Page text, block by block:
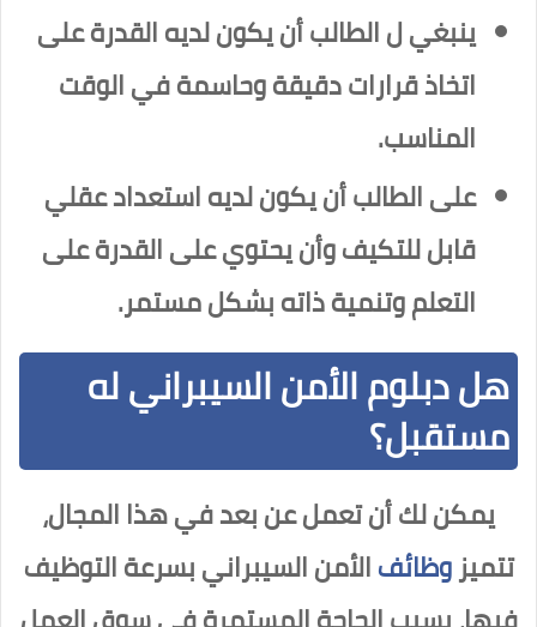
ينبغي ل الطالب أن يكون لديه القدرة على
اتخاذ قرارات دقيقة وحاسمة في الوقت
المناسب.
على الطالب أن يكون لديه استعداد عقلي
قابل للتكيف وأن يحتوي على القدرة على
التعلم وتنمية ذاته بشكل مستمر.
هل دبلوم الأمن السيبراني له
مستقبل؟
يمكن لك أن تعمل عن بعد في هذا المجال،
تتميزوظائفالأمن السيبراني بسرعة التوظيف